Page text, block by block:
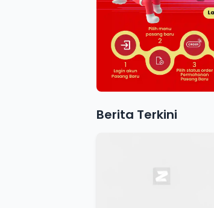
Berita Terkini